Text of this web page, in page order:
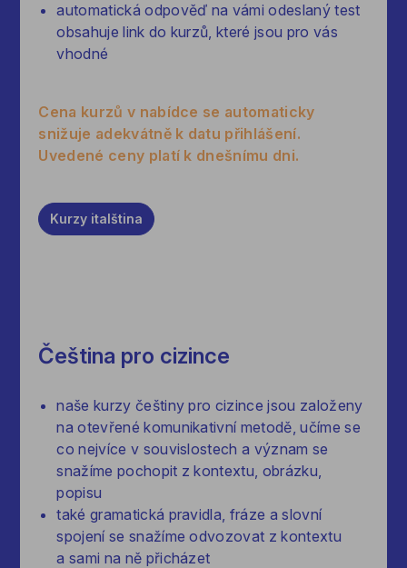
automatická odpověď na vámi odeslaný test
obsahuje link do kurzů, které jsou pro vás
vhodné
Cena kurzů v nabídce se automaticky
snižuje adekvátně k datu přihlášení.
Uvedené ceny platí k dnešnímu dni.
Kurzy italština
Čeština pro cizince
naše kurzy češtiny pro cizince jsou založeny
na otevřené komunikativní metodě, učíme se
co nejvíce v souvislostech a význam se
snažíme pochopit z kontextu, obrázku,
popisu
také gramatická pravidla, fráze a slovní
spojení se snažíme odvozovat z kontextu
a sami na ně přicházet